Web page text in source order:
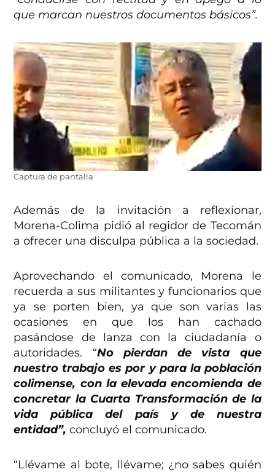
que marcan nuestros documentos básicos”.
Captura de pantalla
Además de la invitación a reflexionar,
Morena-Colima pidió al regidor de Tecomán
a ofrecer una disculpa pública a la sociedad.
Aprovechando el comunicado, Morena le
recuerda a sus militantes y funcionarios que
ya se porten bien, ya que son varias las
ocasiones en que los han cachado
pasándose de lanza con la ciudadanía o
autoridades. “No pierdan de vista que
nuestro trabajo es por y para la población
colimense, con la elevada encomienda de
concretar la Cuarta Transformación de la
vida pública del país y de nuestra
entidad”, concluyó el comunicado.
“Llévame al bote, llévame; ¿no sabes quién